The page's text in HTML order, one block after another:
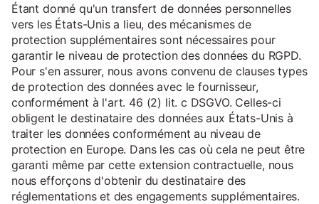
Étant donné qu'un transfert de données personnelles
vers les États-Unis a lieu, des mécanismes de
protection supplémentaires sont nécessaires pour
garantir le niveau de protection des données du RGPD.
Pour s'en assurer, nous avons convenu de clauses types
de protection des données avec le fournisseur,
conformément à l'art. 46 (2) lit. c DSGVO. Celles-ci
obligent le destinataire des données aux États-Unis à
traiter les données conformément au niveau de
protection en Europe. Dans les cas où cela ne peut être
garanti même par cette extension contractuelle, nous
nous efforçons d'obtenir du destinataire des
réglementations et des engagements supplémentaires.